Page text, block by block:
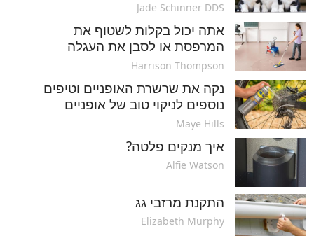
Jade Schinner DDS
אתה יכול בקלות לשטוף את
המרפסת או לסבן את העגלה
Harrison Thompson
נקה את שרשרת האופניים וטיפים
נוספים לניקוי טוב של אופניים
Maye Hills
איך מנקים פלטה?
Alfie Watson
התקנת מרזבי גג
Elizabeth Murphy